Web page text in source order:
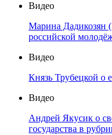
Видео
Марина Дадикозян
российской
Видео
Князь Трубецкой о
Видео
Андрей Якусик о
государства в